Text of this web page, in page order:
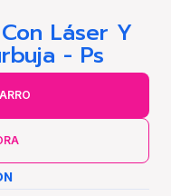
Láser Y
- Ps